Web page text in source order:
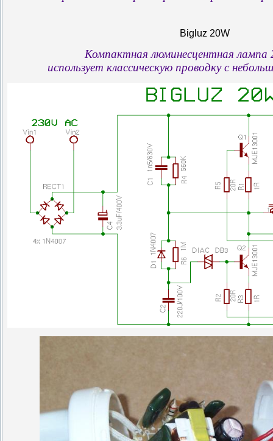
Bigluz 20W
Компактная люминесцентная лампа
использует классическую проводку с